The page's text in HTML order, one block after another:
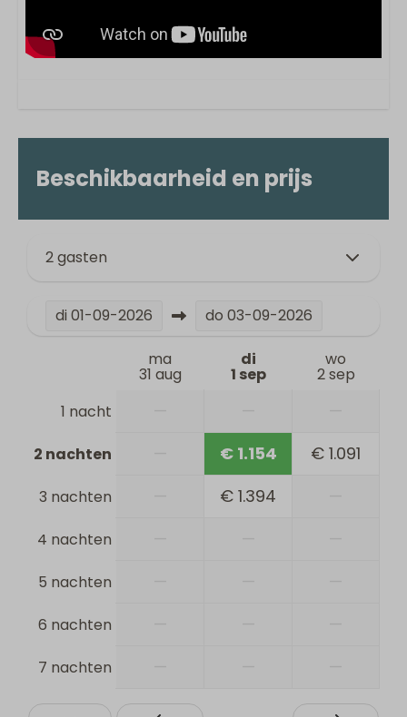
Beschikbaarheid en prijs
2 gasten
di 01-09-2026 do 03-09-2026
ma
31 aug
di
1 sep
wo
2 sep
1 nacht
2 nachten € 1.154 € 1.091
3 nachten € 1.394
4 nachten
5 nachten
6 nachten
7 nachten